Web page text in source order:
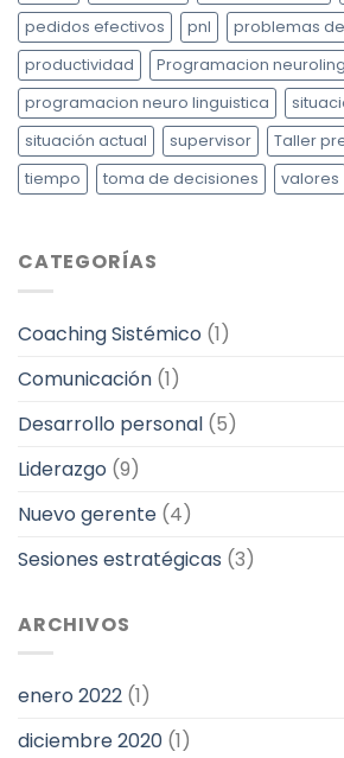
pedidos efectivos
pnl
problemas
productividad
Programacion
programacion neuro linguistica
situación actual
supervisor Taller
tiempo
toma de decisiones valores
CATEGORÍAS
Coaching Sistémico (1)
Comunicación (1)
Desarrollo personal (5)
Liderazgo (9)
Nuevo gerente (4)
Sesiones estratégicas (3)
ARCHIVOS
enero 2022 (1)
diciembre 2020 (1)